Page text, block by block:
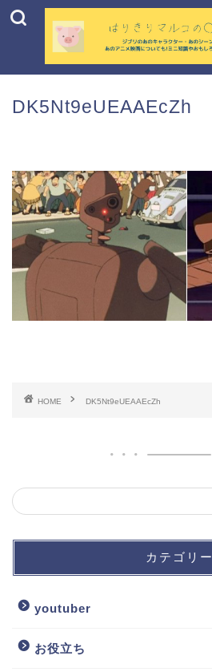
DK5Nt9eUEAAEcZh
HOME DK5Nt9eUEAAEcZh
カテゴリー
youtuber
お役立ち